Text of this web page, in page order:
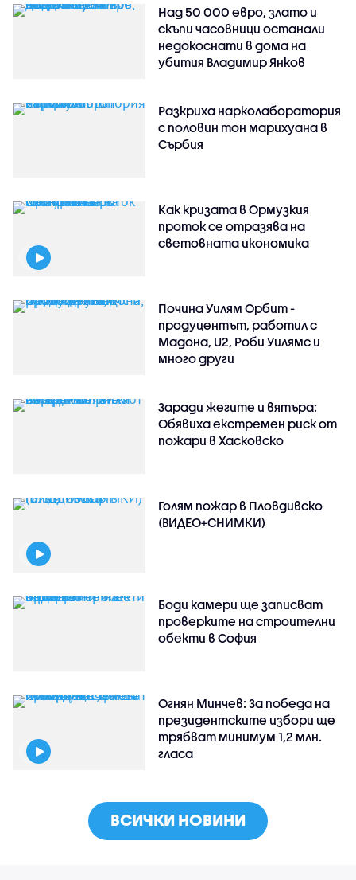
Над 50 000 евро, злато и
скъпи часовници останали
недокоснати в дома на
убития Владимир Янков
Разкриха нарколаборатория
с половин тон марихуана в
Сърбия
Как кризата в Ормузкия
проток се отразява на
световната икономика
Почина Уилям Орбит -
продуцентът, работил с
Мадона, U2, Роби Уилямс и
много други
Заради жегите и вятъра:
Обявиха екстремен риск от
пожари в Хасковско
Голям пожар в Пловдивско
(ВИДЕО+СНИМКИ)
Боди камери ще записват
проверките на строителни
обекти в София
Огнян Минчев: За победа на
президентските избори ще
трябват минимум 1,2 млн.
гласа
ВСИЧКИ НОВИНИ